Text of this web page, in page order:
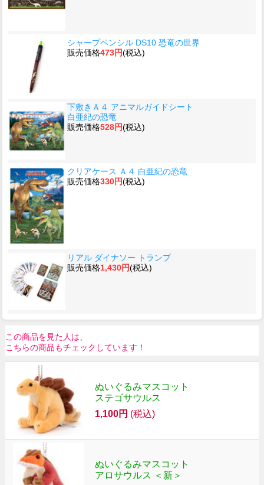
シャープペンシル DS10 恐竜の世界
販売価格473円(税込)
下敷きＡ４ アニマルガイドシート
白亜紀の恐竜
販売価格528円(税込)
クリアケース Ａ４ 白亜紀の恐竜
販売価格330円(税込)
リアル ダイナソー トランプ
販売価格1,430円(税込)
この商品を見た人は、
こちらの商品もチェックしています！
ぬいぐるみマスコット
ステゴサウルス
1,100円 (税込)
ぬいぐるみマスコット
アロサウルス ＜新＞